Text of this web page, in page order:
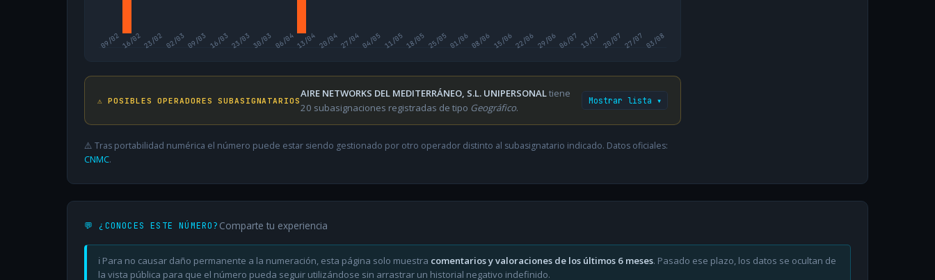
09/0216/0223/02 02/03 09/03 16/03 23/03 30/03 06/0413/04 20/0427/0404/05 11/0518/05 25/0501/0608/06 15/0622/06 29/0606/07 13/07 20/07 27/07 03/08
⚠️ POSIBLES OPERADORES SUBASIGNATARIOS
AIRE NETWORKS DEL MEDITERRÁNEO, S.L. UNIPERSONALtiene
20 subasignaciones registradas de tipo Geográfico.
Mostrar lista ▾
⚠️ Tras portabilidad numérica el número puede estar siendo gestionado por otro operador distinto al subasignatario indicado. Datos oficiales:
CNMC.
💬 ¿CONOCES ESTE NÚMERO? Comparte tu experiencia
ℹ️ Para no causar daño permanente a la numeración, esta página solo muestra comentarios y valoraciones de los últimos 6 meses. Pasado ese plazo, los datos se ocultan de
la vista pública para que el número pueda seguir utilizándose sin arrastrar un historial negativo indefinido.